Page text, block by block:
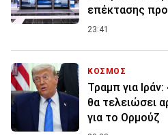
επέκτασης
23:41
ΚΟΣΜΟΣ
Τραμπ για
θα τελειώσει
για το Ορμούζ